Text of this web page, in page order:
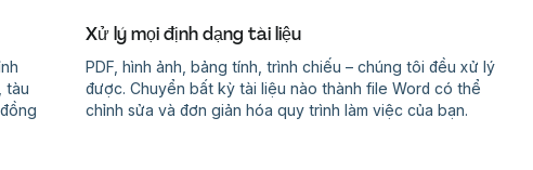
tàu
Xử lý mọi định dạng tài liệu
PDF, hình ảnh, bảng tính, trình chiếu – chúng tôi đều xử lý
được. Chuyển bất kỳ tài liệu nào thành file Word có thể
chỉnh sửa và đơn giản hóa quy trình làm việc của bạn.